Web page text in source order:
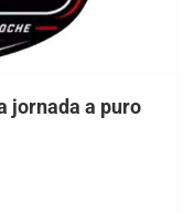
jornada a puro